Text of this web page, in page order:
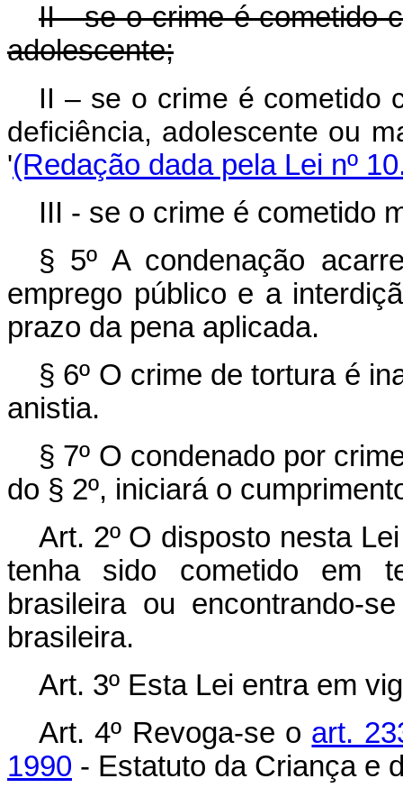
II - se o crime é cometido
adolescente;
II – se o crime é cometido
deficiência, adolescente
'(Redação dada pela Lei nº
III - se o crime é cometido
§ 5º A condenação
emprego público e a
prazo da pena aplicada.
§ 6º O crime de tortura é
anistia.
§ 7º O condenado por
do § 2º, iniciará o
Art. 2º O disposto nesta
tenha sido cometido em
brasileira ou encontrando-
brasileira.
Art. 3º Esta Lei entra em
Art. 4º Revoga-se o art.
1990 - Estatuto da Criança e